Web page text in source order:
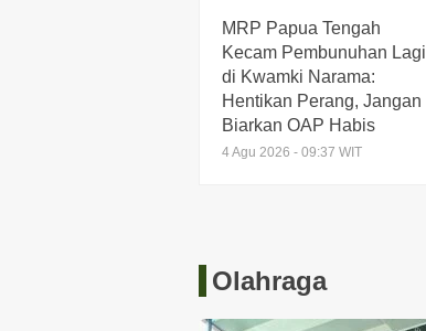
MRP Papua Tengah
Kecam Pembunuhan Lagi
di Kwamki Narama:
Hentikan Perang, Jangan
Biarkan OAP Habis
4 Agu 2026 - 09:37 WIT
Olahraga